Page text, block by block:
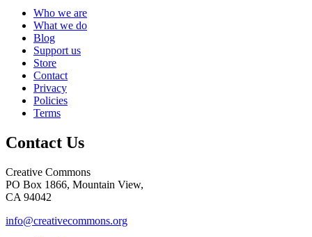
Who we are
What we do
Blog
Support us
Store
Contact
Privacy
Policies
Terms
Contact Us
Creative Commons
PO Box 1866, Mountain View,
CA 94042
info@creativecommons.org